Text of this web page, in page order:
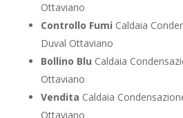
Ottaviano
Controllo Fumi Caldaia
Duval Ottaviano
Bollino Blu Caldaia
Ottaviano
Vendita Caldaia
Ottaviano